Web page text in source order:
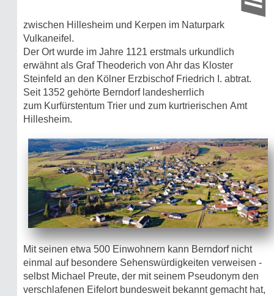
zwischen Hillesheim und Kerpen im Naturpark
Vulkaneifel.
Der Ort wurde im Jahre 1121 erstmals urkundlich
erwähnt als Graf Theoderich von Ahr das Kloster
Steinfeld an den Kölner Erzbischof Friedrich I. abtrat.
Seit 1352 gehörte Berndorf landesherrlich
zum Kurfürstentum Trier und zum kurtrierischen Amt
Hillesheim.
Mit seinen etwa 500 Einwohnern kann Berndorf nicht
einmal auf besondere Sehenswürdigkeiten verweisen -
selbst Michael Preute, der mit seinem Pseudo­nym den
verschlafenen Eifelort bundesweit bekannt gemacht hat,